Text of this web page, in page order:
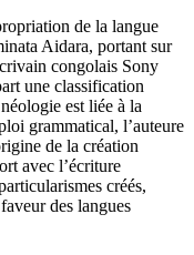
de la langue
Aidara, portant sur
congolais Sony
une classification
est liée à la
grammatical, l’auteure
de la création
avec l’écriture
créés,
des langues